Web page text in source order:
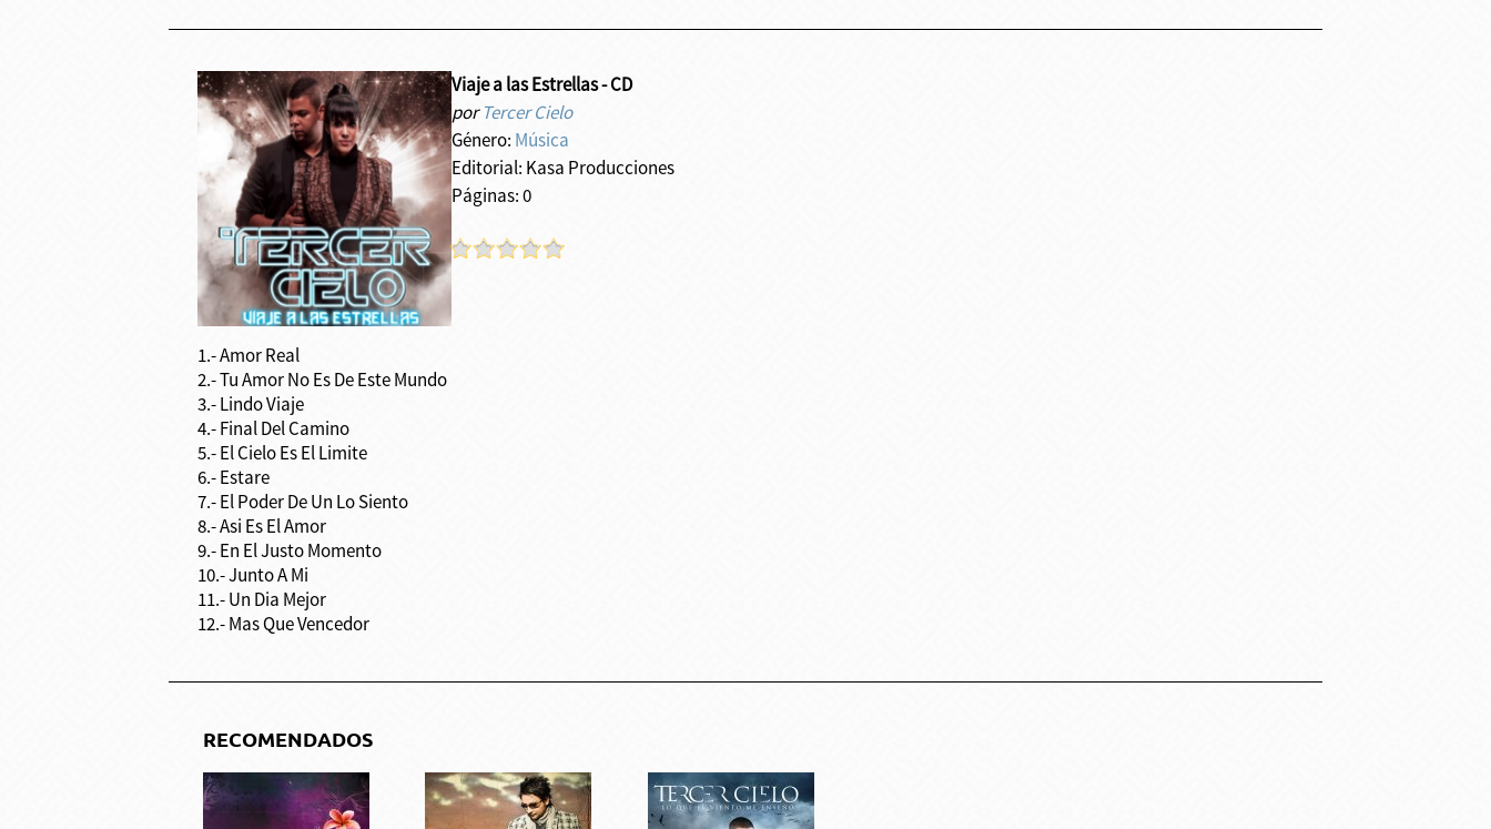
Viaje a las Estrellas - CD
porTercer Cielo
Género: Música
Editorial: Kasa Producciones
Páginas: 0
1.- Amor Real
2.- Tu Amor No Es De Este Mundo
3.- Lindo Viaje
4.- Final Del Camino
5.- El Cielo Es El Limite
6.- Estare
7.- El Poder De Un Lo Siento
8.- Asi Es El Amor
9.- En El Justo Momento
10.- Junto A Mi
11.- Un Dia Mejor
12.- Mas Que Vencedor
RECOMENDADOS